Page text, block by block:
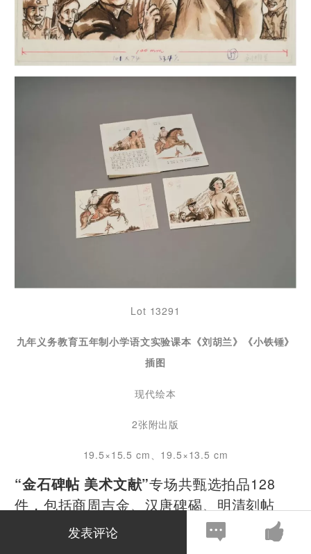
Lot 13291
九年义务教育五年制小学语文实验课本《刘胡兰》《小铁锤》
插图
现代绘本
2张附出版
19.5×15.5 cm、19.5×13.5 cm
“金石碑帖 美术文献”专场共甄选拍品128
件，包括商周吉金、汉唐碑碣、明清刻帖
等，另有民国间珂罗版等美术文献，品类丰
富，可为临池学艺之一助。
发表评论